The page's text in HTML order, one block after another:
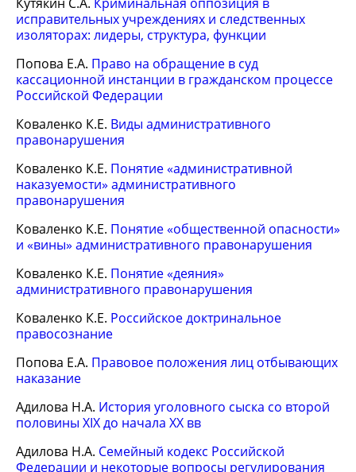
исправительных учреждениях и следственных
изоляторах: лидеры, структура, функции
Попова Е.А. Право на обращение в суд
кассационной инстанции в гражданском процессе
Российской Федерации
Коваленко К.Е. Виды административного
правонарушения
Коваленко К.Е. Понятие «административной
наказуемости» административного
правонарушения
Коваленко К.Е. Понятие «общественной опасности»
и «вины» административного правонарушения
Коваленко К.Е. Понятие «деяния»
административного правонарушения
Коваленко К.Е. Российское доктринальное
правосознание
Попова Е.А. Правовое положения лиц отбывающих
наказание
Адилова Н.А. История уголовного сыска со второй
половины XIX до начала XX вв
Адилова Н.А. Семейный кодекс Российской
Федерации и некоторые вопросы регулирования